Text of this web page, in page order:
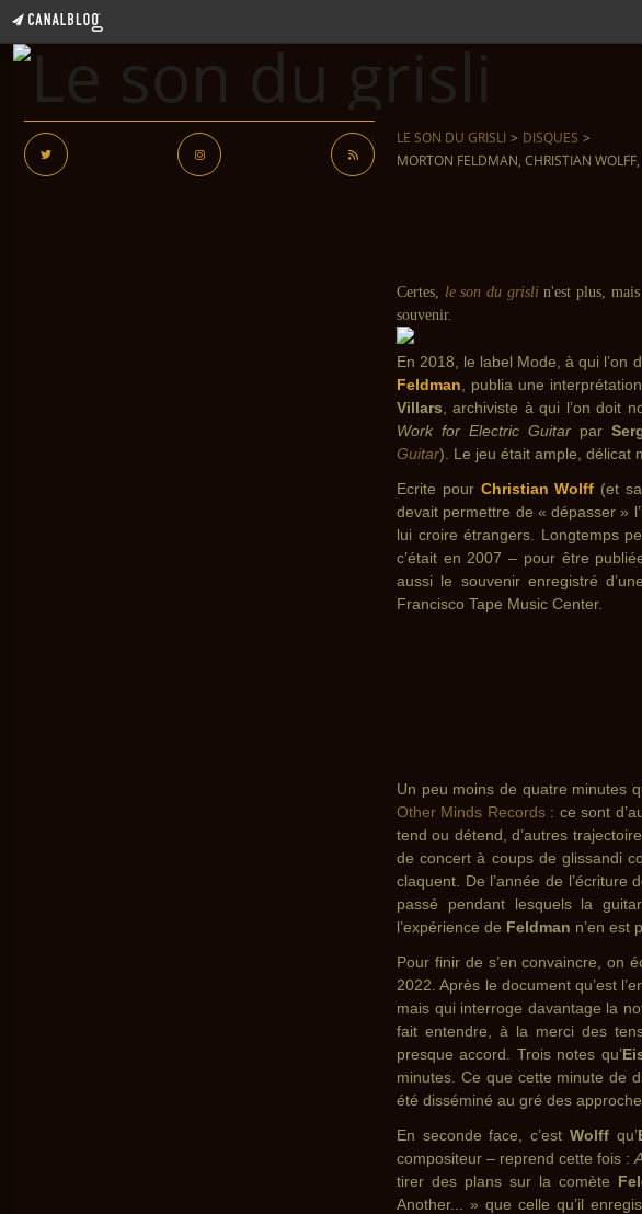
LE SON DU GRISLI > DISQUES >
MORTON FELDMAN, CHRISTIAN
Certes, le son du grislin'est plus, mais
souvenir.
En 2018, le label Mode, à qui l’on
Feldman , publia une
Villars , archiviste à qui l’on doit
Work for Electric Guitar par
Guitar). Le jeu était ample, délicat
Ecrite pour Christian Wolff (et
devait permettre de « dépasser »
lui croire étrangers. Longtemps
c’était en 2007 – pour être
aussi le souvenir enregistré
Francisco Tape Music Center.
Un peu moins de quatre minutes
Other Minds Records: ce sont
tend ou détend, d’autres
de concert à coups de glissandi
claquent. De l’année de
passé pendant lesquels la
l’expérience de Feldman n’en est
Pour finir de s’en convaincre, on
2022. Après le document qu’est
mais qui interroge davantage la
fait entendre, à la merci des
presque accord. Trois notes qu’
minutes. Ce que cette minute de
été disséminé au gré des
En seconde face, c’est Wolff qu’
compositeur – reprend cette fois :
tirer des plans sur la comète
Another... » que celle qu’il